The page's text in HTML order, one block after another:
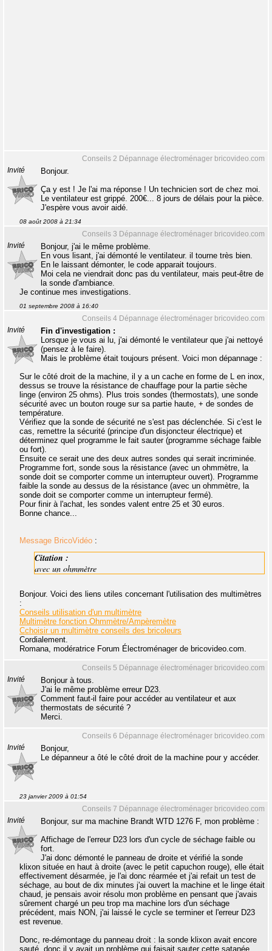
Conseils 2 Dépannage électroménager bricovideo.com
Invité
Bonjour.
Ça y est ! Je l'ai ma réponse ! Un technicien sort de chez moi.
Le ventilateur est grippé. 200€... 8 jours de délais pour la pièce.
J'espère vous avoir aidé.
08 août 2008 à 21:34
Conseils 3 Dépannage électroménager bricovideo.com
Invité
Bonjour, j'ai le même problème.
En vous lisant, j'ai démonté le ventilateur. il tourne très bien.
En le laissant démonter, le code apparait toujours.
Moi cela ne viendrait donc pas du ventilateur, mais peut-être de
la sonde d'ambiance.
Je continue mes investigations.
01 septembre 2008 à 16:40
Conseils 4 Dépannage électroménager bricovideo.com
Invité
Fin d'investigation :
Lorsque je vous ai lu, j'ai démonté le ventilateur que j'ai nettoyé
(pensez à le faire).
Mais le problème était toujours présent. Voici mon dépannage :
Sur le côté droit de la machine, il y a un cache en forme de L en inox,
dessus se trouve la résistance de chauffage pour la partie sèche
linge (environ 25 ohms). Plus trois sondes (thermostats), une sonde
sécurité avec un bouton rouge sur sa partie haute, + de sondes de
température.
Vérifiez que la sonde de sécurité ne s'est pas déclenchée. Si c'est le
cas, remettre la sécurité (principe d'un disjoncteur électrique) et
déterminez quel programme le fait sauter (programme séchage faible
ou fort).
Ensuite ce serait une des deux autres sondes qui serait incriminée.
Programme fort, sonde sous la résistance (avec un ohmmètre, la
sonde doit se comporter comme un interrupteur ouvert). Programme
faible la sonde au dessus de la résistance (avec un ohmmètre, la
sonde doit se comporter comme un interrupteur fermé).
Pour finir à l'achat, les sondes valent entre 25 et 30 euros.
Bonne chance...
Message BricoVidéo :
Citation :
avec un ohmmètre
Bonjour. Voici des liens utiles concernant l'utilisation des multimètres
:
Conseils utilisation d'un multimètre
Multimètre fonction Ohmmètre/Ampèremètre
Cchoisir un multimètre conseils des bricoleurs
Cordialement.
Romana, modératrice Forum Électroménager de bricovideo.com.
Conseils 5 Dépannage électroménager bricovideo.com
Invité
Bonjour à tous.
J'ai le même problème erreur D23.
Comment faut-il faire pour accéder au ventilateur et aux
thermostats de sécurité ?
Merci.
Conseils 6 Dépannage électroménager bricovideo.com
Invité
Bonjour,
Le dépanneur a ôté le côté droit de la machine pour y accéder.
23 janvier 2009 à 01:54
Conseils 7 Dépannage électroménager bricovideo.com
Invité
Bonjour, sur ma machine Brandt WTD 1276 F, mon problème :
Affichage de l'erreur D23 lors d'un cycle de séchage faible ou
fort.
J'ai donc démonté le panneau de droite et vérifié la sonde
klixon située en haut à droite (avec le petit capuchon rouge), elle était
effectivement désarmée, je l'ai donc réarmée et j'ai refait un test de
séchage, au bout de dix minutes j'ai ouvert la machine et le linge était
chaud, je pensais avoir résolu mon problème en pensant que j'avais
sûrement chargé un peu trop ma machine lors d'un séchage
précédent, mais NON, j'ai laissé le cycle se terminer et l'erreur D23
est revenue.
Donc, re-démontage du panneau droit : la sonde klixon avait encore
sauté, donc il y avait un problème qui faisait sauter cette satanée